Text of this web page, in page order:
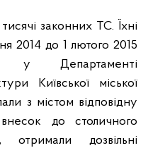
законних ТС. Їхні
2014 до 1 лютого 2015
у Департаменті
Київської міської
з містом відповідну
до столичного
дозвільні